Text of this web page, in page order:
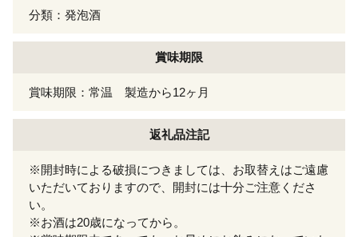
分類：発泡酒
賞味期限
賞味期限：常温 製造から12ヶ月
返礼品注記
※開封時による破損につきましては、お取替えはご遠慮
いただいておりますので、開封には十分ご注意くださ
い。
※お酒は20歳になってから。